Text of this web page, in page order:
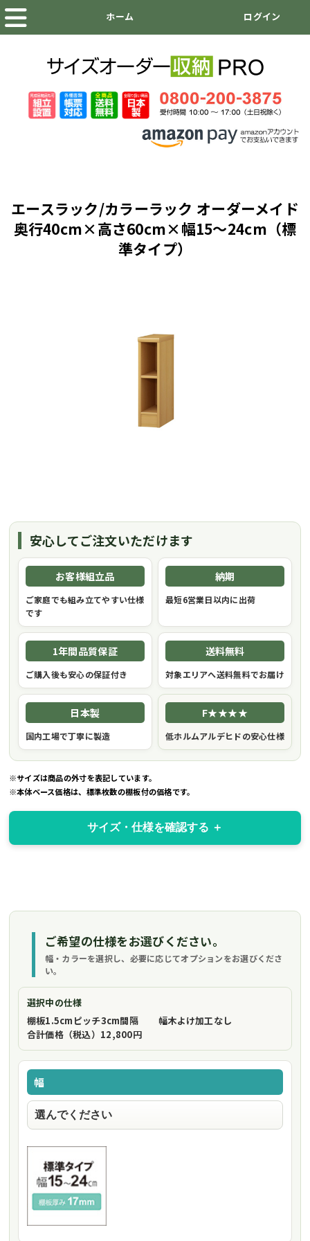
エースラック/カラーラック オーダーメイド
奥行40cm×高さ60cm×幅15～24cm（標
準タイプ）
安心してご注文いただけます
お客様組立品
ご家庭でも組み立てやすい仕様
です
納期
最短6営業日以内に出荷
1年間品質保証
ご購入後も安心の保証付き
送料無料
対象エリアへ送料無料でお届け
日本製
国内工場で丁寧に製造
F★★★★
低ホルムアルデヒドの安心仕様
※サイズは商品の外寸を表記しています。
※本体ベース価格は、標準枚数の棚板付の価格です。
サイズ・仕様を確認する
ご希望の仕様をお選びください。
幅・カラーを選択し、必要に応じてオプションをお選びくださ
い。
選択中の仕様
棚板1.5cmピッチ3cm間隔 幅木よけ加工なし
合計価格（税込） 12,800円
幅